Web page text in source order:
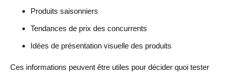
Produits saisonniers
Tendances de prix des concurrents
Idées de présentation visuelle des produits
Ces informations peuvent être utiles pour décider quoi tester